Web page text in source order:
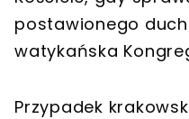
postawionego
watykańska
Przypadek